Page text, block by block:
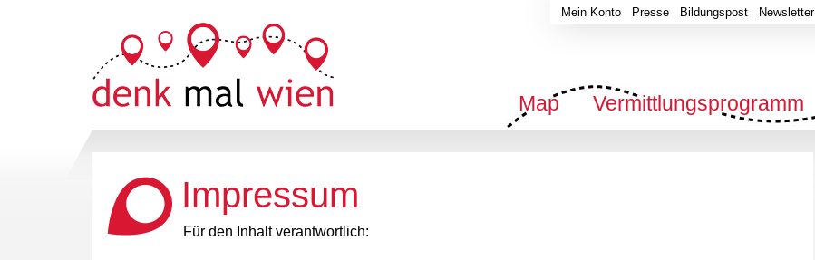
Map Vermittlungsprogramm
Mein Konto Presse Bildungspost Newsletter
Impressum
Für den Inhalt verantwortlich: